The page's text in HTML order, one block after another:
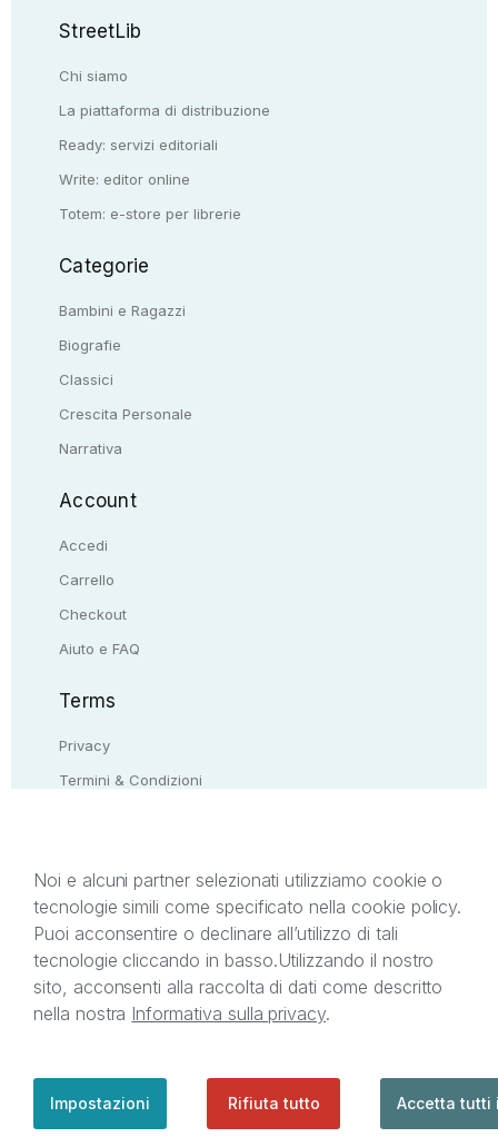
StreetLib
Chi siamo
La piattaforma di distribuzione
Ready: servizi editoriali
Write: editor online
Totem: e-store per librerie
Categorie
Bambini e Ragazzi
Biografie
Classici
Crescita Personale
Narrativa
Account
Accedi
Carrello
Checkout
Aiuto e FAQ
Terms
Privacy
Termini & Condizioni
Il presente sito web è di proprietà di StreetLib S.r.l.
titolare di tutti i diritti di proprietà intellettuale
afferenti ai marchi, loghi e segni distintivi presenti
sul sito web. Si invita l’utente a prendere visione
support@streetlib.com
Noi e alcuni partner selezionati utilizziamo cookie o
tecnologie simili come specificato nella cookie policy.
Puoi acconsentire o declinare all’utilizzo di tali
tecnologie cliccando in basso.Utilizzando il nostro
sito, acconsenti alla raccolta di dati come descritto
nella nostra Informativa sulla privacy.
Impostazioni Rifiuta tutto Accetta tutti